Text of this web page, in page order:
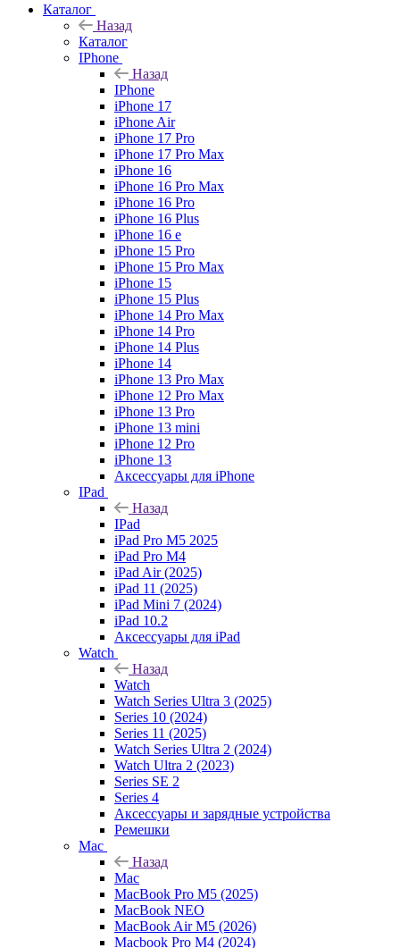
Каталог
Назад
Каталог
IPhone
Назад
IPhone
iPhone 17
iPhone Air
iPhone 17 Pro
iPhone 17 Pro Max
iPhone 16
iPhone 16 Pro Max
iPhone 16 Pro
iPhone 16 Plus
iPhone 16 e
iPhone 15 Pro
iPhone 15 Pro Max
iPhone 15
iPhone 15 Plus
iPhone 14 Pro Max
iPhone 14 Pro
iPhone 14 Plus
iPhone 14
iPhone 13 Pro Max
iPhone 12 Pro Max
iPhone 13 Pro
iPhone 13 mini
iPhone 12 Pro
iPhone 13
Аксессуары для iPhone
IPad
Назад
IPad
iPad Pro M5 2025
iPad Pro M4
iPad Air (2025)
iPad 11 (2025)
iPad Mini 7 (2024)
iPad 10.2
Аксессуары для iPad
Watch
Назад
Watch
Watch Series Ultra 3 (2025)
Series 10 (2024)
Series 11 (2025)
Watch Series Ultra 2 (2024)
Watch Ultra 2 (2023)
Series SE 2
Series 4
Аксессуары и зарядные устройства
Ремешки
Mac
Назад
Mac
MacBook Pro M5 (2025)
MacBook NEO
MacBook Air M5 (2026)
Macbook Pro M4 (2024)